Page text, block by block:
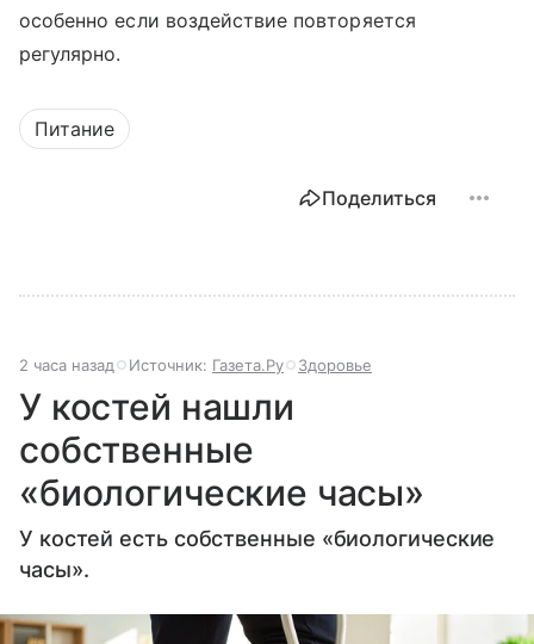
особенно если воздействие повторяется
регулярно.
Питание
Поделиться
2 часа назад Источник: Газета.Ру Здоровье
У костей нашли
собственные
«биологические часы»
У костей есть собственные «биологические
часы».